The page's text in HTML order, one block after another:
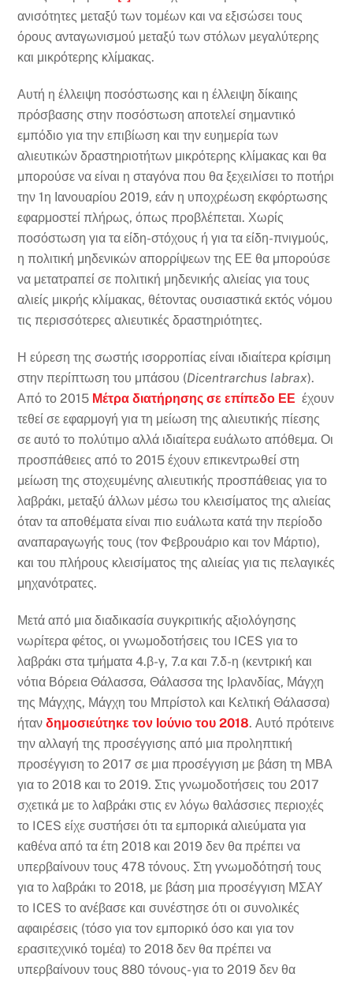
ανισότητες μεταξύ των τομέων και να εξισώσει τους
όρους ανταγωνισμού μεταξύ των στόλων μεγαλύτερης
και μικρότερης κλίμακας.
Αυτή η έλλειψη ποσόστωσης και η έλλειψη δίκαιης
πρόσβασης στην ποσόστωση αποτελεί σημαντικό
εμπόδιο για την επιβίωση και την ευημερία των
αλιευτικών δραστηριοτήτων μικρότερης κλίμακας και θα
μπορούσε να είναι η σταγόνα που θα ξεχειλίσει το ποτήρι
την 1η Ιανουαρίου 2019, εάν η υποχρέωση εκφόρτωσης
εφαρμοστεί πλήρως, όπως προβλέπεται. Χωρίς
ποσόστωση για τα είδη-στόχους ή για τα είδη-πνιγμούς,
η πολιτική μηδενικών απορρίψεων της ΕΕ θα μπορούσε
να μετατραπεί σε πολιτική μηδενικής αλιείας για τους
αλιείς μικρής κλίμακας, θέτοντας ουσιαστικά εκτός νόμου
τις περισσότερες αλιευτικές δραστηριότητες.
Η εύρεση της σωστής ισορροπίας είναι ιδιαίτερα κρίσιμη
στην περίπτωση του μπάσου (Dicentrarchus labrax).
Από το 2015 Μέτρα διατήρησης σε επίπεδο ΕΕ έχουν
τεθεί σε εφαρμογή για τη μείωση της αλιευτικής πίεσης
σε αυτό το πολύτιμο αλλά ιδιαίτερα ευάλωτο απόθεμα. Οι
προσπάθειες από το 2015 έχουν επικεντρωθεί στη
μείωση της στοχευμένης αλιευτικής προσπάθειας για το
λαβράκι, μεταξύ άλλων μέσω του κλεισίματος της αλιείας
όταν τα αποθέματα είναι πιο ευάλωτα κατά την περίοδο
αναπαραγωγής τους (τον Φεβρουάριο και τον Μάρτιο),
και του πλήρους κλεισίματος της αλιείας για τις πελαγικές
μηχανότρατες.
Μετά από μια διαδικασία συγκριτικής αξιολόγησης
νωρίτερα φέτος, οι γνωμοδοτήσεις του ICES για το
λαβράκι στα τμήματα 4.β-γ, 7.α και 7.δ-η (κεντρική και
νότια Βόρεια Θάλασσα, Θάλασσα της Ιρλανδίας, Μάγχη
της Μάγχης, Μάγχη του Μπρίστολ και Κελτική Θάλασσα)
ήτανδημοσιεύτηκε τον Ιούνιο του 2018. Αυτό πρότεινε
την αλλαγή της προσέγγισης από μια προληπτική
προσέγγιση το 2017 σε μια προσέγγιση με βάση τη ΜΒΑ
για το 2018 και το 2019. Στις γνωμοδοτήσεις του 2017
σχετικά με το λαβράκι στις εν λόγω θαλάσσιες περιοχές
το ICES είχε συστήσει ότι τα εμπορικά αλιεύματα για
καθένα από τα έτη 2018 και 2019 δεν θα πρέπει να
υπερβαίνουν τους 478 τόνους. Στη γνωμοδότησή τους
για το λαβράκι το 2018, με βάση μια προσέγγιση ΜΣΑΥ
το ICES το ανέβασε και συνέστησε ότι οι συνολικές
αφαιρέσεις (τόσο για τον εμπορικό όσο και για τον
ερασιτεχνικό τομέα) το 2018 δεν θα πρέπει να
υπερβαίνουν τους 880 τόνους- για το 2019 δεν θα